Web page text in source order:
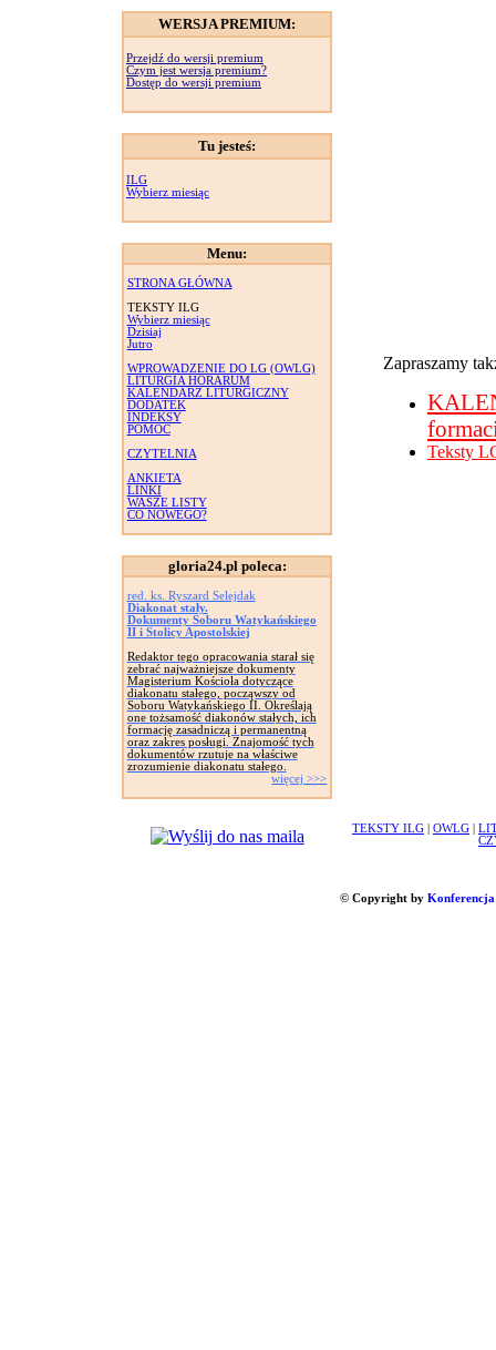
WERSJA PREMIUM:
Przejdź do wersji premium
Czym jest wersja premium?
Dostęp do wersji premium
Tu jesteś:
ILG
Wybierz miesiąc
Menu:
STRONA GŁÓWNA
TEKSTY ILG
Wybierz miesiąc
Dzisiaj
Jutro
WPROWADZENIE DO LG (OWLG)
LITURGIA HORARUM
KALENDARZ LITURGICZNY
DODATEK
INDEKSY
POMOC
CZYTELNIA
ANKIETA
LINKI
WASZE LISTY
CO NOWEGO?
gloria24.pl poleca:
red. ks. Ryszard Selejdak
Diakonat stały.
Dokumenty Soboru Watykańskiego
II i Stolicy Apostolskiej
Redaktor tego opracowania starał się
zebrać najważniejsze dokumenty
Magisterium Kościoła dotyczące
diakonatu stałego, począwszy od
Soboru Watykańskiego II. Określają
one tożsamość diakonów stałych, ich
formację zasadniczą i permanentną
oraz zakres posługi. Znajomość tych
dokumentów rzutuje na właściwe
zrozumienie diakonatu stałego.
więcej >>>
Zapraszamy
Teksty
TEKSTY ILG OWLG
© Copyright by Konferencja